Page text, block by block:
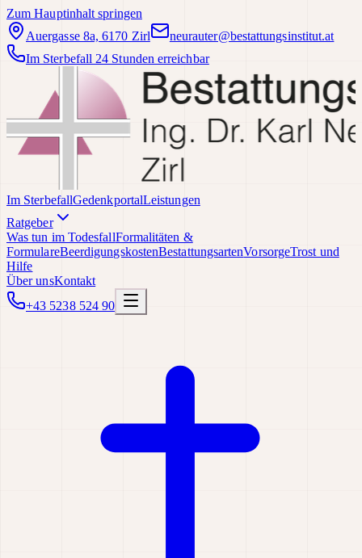
Zum Hauptinhalt springen
Auergasse 8a, 6170 Zirl
neurauter@bestattungsinstitut.at
Im Sterbefall 24 Stunden erreichbar
Im SterbefallGedenkportalLeistungen
Ratgeber
Was tun im TodesfallFormalitäten &
FormulareBeerdigungskostenBestattungsartenVorsorgeTrost und
Hilfe
Über unsKontakt
+43 5238 524 90